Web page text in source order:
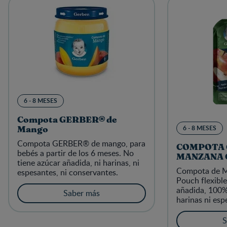
6 - 8 MESES
Compota GERBER® de
Mango
Compota GERBER® de mango, para
bebés a partir de los 6 meses. No
tiene azúcar añadida, ni harinas, ni
espesantes, ni conservantes.
Saber más
6 - 8 MESES
COMPOTA
MANZANA
Compota de
Pouch
añadida,
harinas ni
colorantes ni